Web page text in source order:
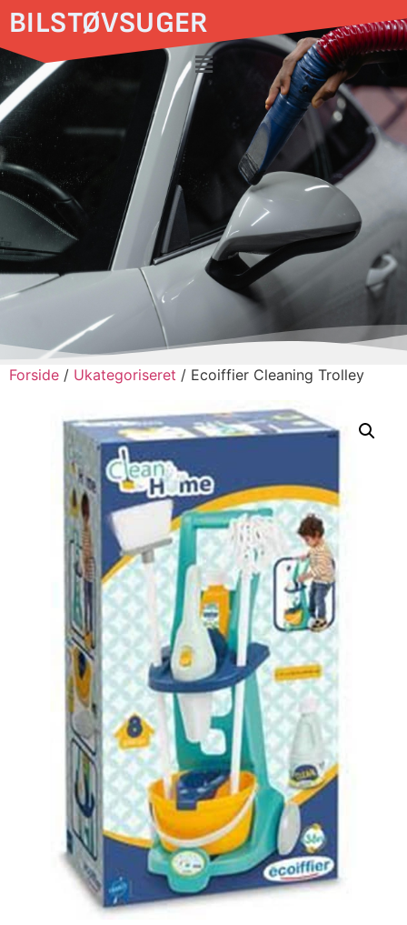
BILSTØVSUGER
Forside / Ukategoriseret / Ecoiffier Cleaning Trolley